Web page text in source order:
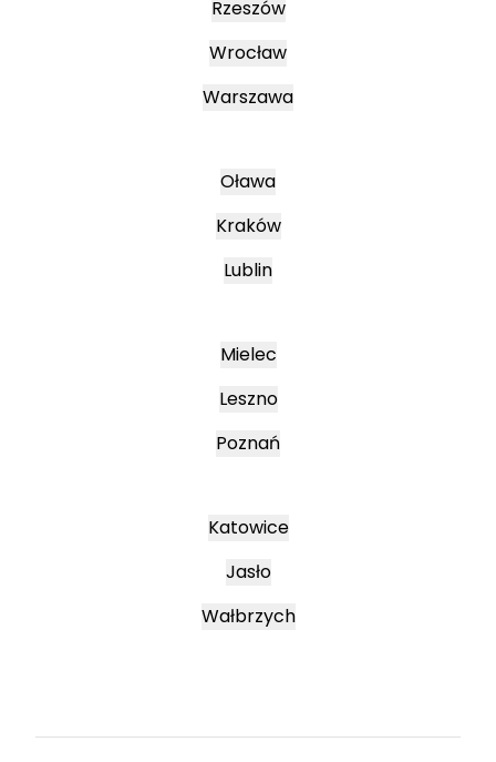
Rzeszów
Wrocław
Warszawa
Oława
Kraków
Lublin
Mielec
Leszno
Poznań
Katowice
Jasło
Wałbrzych